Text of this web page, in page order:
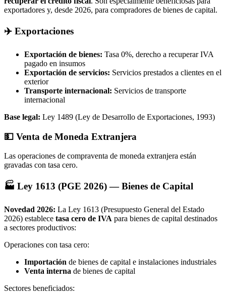
exportadores y, desde 2026, para compradores de bienes de capital.
✈️ Exportaciones
Exportación de bienes: Tasa 0%, derecho a recuperar IVA
pagado en insumos
Exportación de servicios: Servicios prestados a clientes en el
exterior
Transporte internacional: Servicios de transporte
internacional
Base legal: Ley 1489 (Ley de Desarrollo de Exportaciones, 1993)
💵 Venta de Moneda Extranjera
Las operaciones de compraventa de moneda extranjera están
gravadas con tasa cero.
🏭 Ley 1613 (PGE 2026) — Bienes de Capital
Novedad 2026: La Ley 1613 (Presupuesto General del Estado
2026) establece tasa cero de IVA para bienes de capital destinados
a sectores productivos:
Operaciones con tasa cero:
Importación de bienes de capital e instalaciones industriales
Venta interna de bienes de capital
Sectores beneficiados: